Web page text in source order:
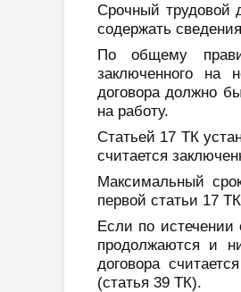
Срочный трудовой
содержать
По общему
заключенного на
договора должно
на работу.
Статьей 17 ТК
считается
Максимальный
первой статьи 17
Если по истечении
продолжаются и
договора
(статья 39 ТК).